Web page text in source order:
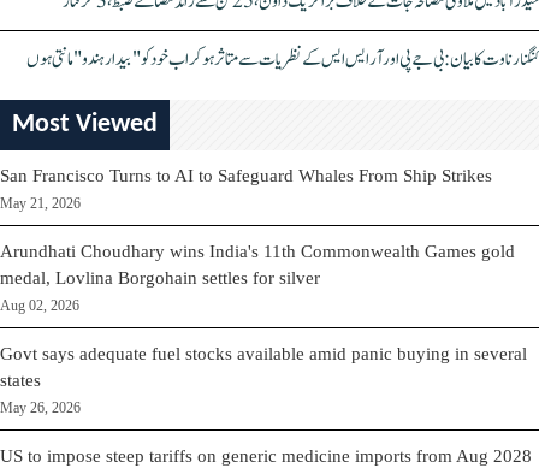
کنگنا رناوت کا بیان: بی جے پی اور آر ایس ایس کے نظریات سے متاثر ہو کر اب خود کو "بیدار ہندو" مانتی ہوں
Most Viewed
San Francisco Turns to AI to Safeguard Whales From Ship Strikes
May 21, 2026
Arundhati Choudhary wins India's 11th Commonwealth Games gold
medal, Lovlina Borgohain settles for silver
Aug 02, 2026
Govt says adequate fuel stocks available amid panic buying in several
states
May 26, 2026
US to impose steep tariffs on generic medicine imports from Aug 2028